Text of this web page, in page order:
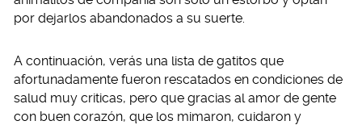
por dejarlos abandonados a su suerte.
A continuación, verás una lista de gatitos que
afortunadamente fueron rescatados en condiciones de
salud muy criticas, pero que gracias al amor de gente
con buen corazón, que los mimaron, cuidaron y